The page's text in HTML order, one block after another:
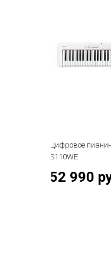
Цифровое
30X-BK
129 990